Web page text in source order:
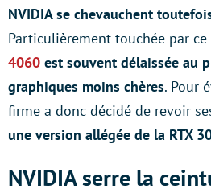
NVIDIA se chevauchent
Particulièrement touchée par ce
4060 est souvent délaissée au
graphiques moins chères. Pour
firme a donc décidé de revoir
une version allégée de la RTX
NVIDIA serre la